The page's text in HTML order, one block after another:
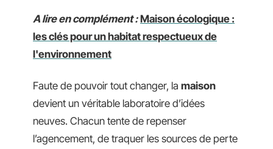
A lire en complément : Maison écologique :
les clés pour un habitat respectueux de
l'environnement
Faute de pouvoir tout changer, la maison
devient un véritable laboratoire d’idées
neuves. Chacun tente de repenser
l’agencement, de traquer les sources de perte